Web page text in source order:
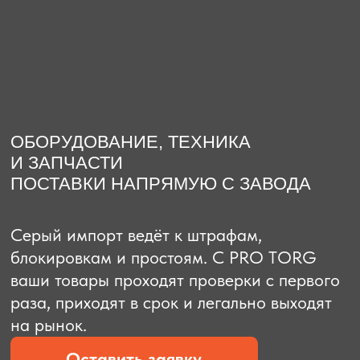
Рассчитать стоимость
Рассчитать стоимость
Серый импорт ведёт к штрафам,
блокировкам и простоям. C PRO TORG
на рынок.
Оставить заявку